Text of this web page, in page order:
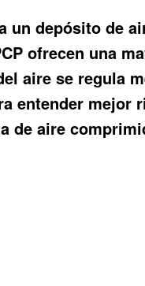
un depósito de
ofrecen una
aire se regula
entender mejor
de aire